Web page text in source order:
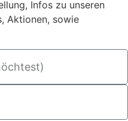
Infos zu unseren
Aktionen, sowie